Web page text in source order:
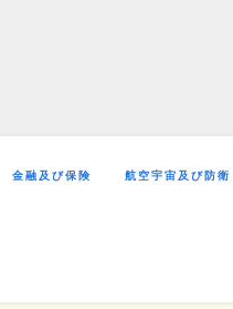
金融及び保険 航空宇宙及び防衛